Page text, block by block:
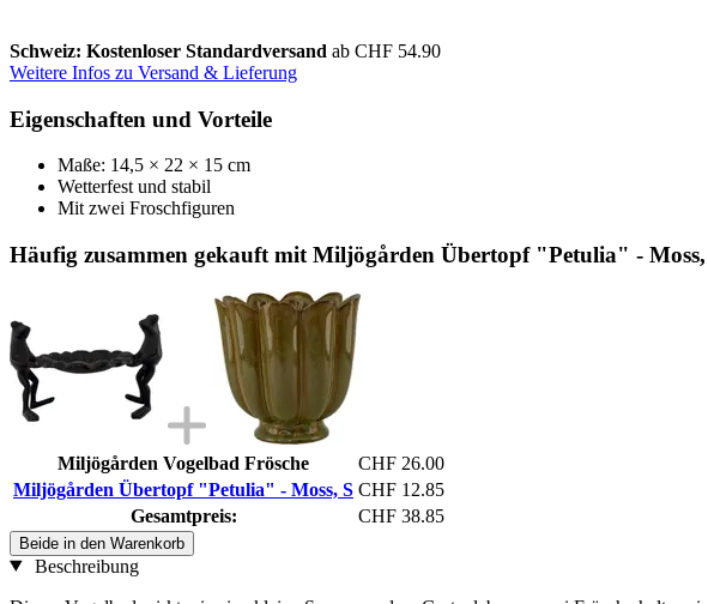
Schweiz: Kostenloser Standardversand ab CHF 54.90
Weitere Infos zu Versand & Lieferung
Eigenschaften und Vorteile
Maße: 14,5 × 22 × 15 cm
Wetterfest und stabil
Mit zwei Froschfiguren
Häufig zusammen gekauft mit Miljögården Übertopf "Petulia" - Moss,
Miljögården Vogelbad Frösche
CHF 26.00
Miljögården Übertopf "Petulia" - Moss, S CHF 12.85
Gesamtpreis:
CHF 38.85
Beide in den Warenkorb
Beschreibung